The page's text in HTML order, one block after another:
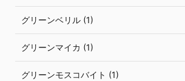
グリーンベリル (1)
グリーンマイカ (1)
グリーンモスコバイト (1)